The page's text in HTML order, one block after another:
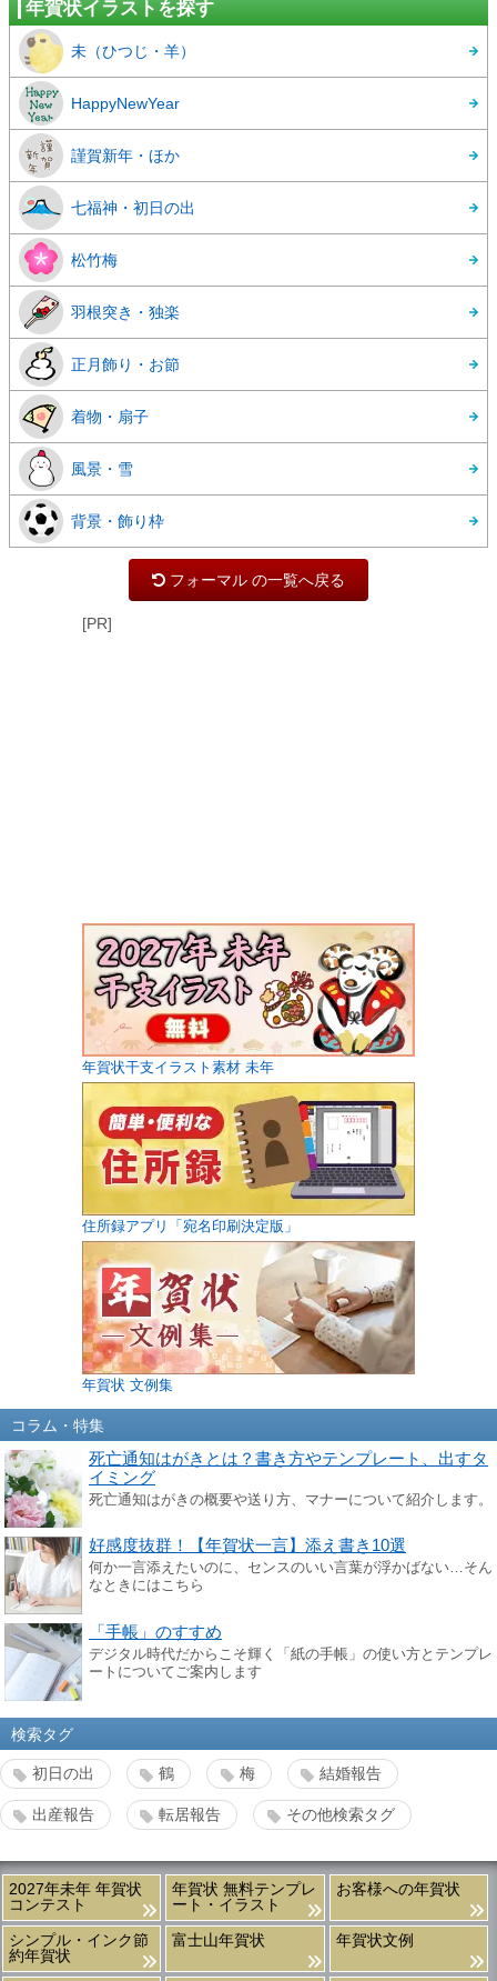
年賀状イラストを探す
未（ひつじ・羊）
HappyNewYear
謹賀新年・ほか
七福神・初日の出
松竹梅
羽根突き・独楽
正月飾り・お節
着物・扇子
風景・雪
背景・飾り枠
フォーマル の一覧へ戻る
[PR]
年賀状干支イラスト素材 未年
住所録アプリ「宛名印刷決定版」
年賀状 文例集
コラム・特集
死亡通知はがきとは？書き方やテンプレート、出すタ
イミング
死亡通知はがきの概要や送り方、マナーについて紹介します。
好感度抜群！【年賀状一言】添え書き10選
何か一言添えたいのに、センスのいい言葉が浮かばない…そん
なときにはこちら
「手帳」のすすめ
デジタル時代だからこそ輝く「紙の手帳」の使い方とテンプレ
ートについてご案内します
検索タグ
初日の出 鶴 梅 結婚報告
出産報告 転居報告 その他検索タグ
2027年未年 年賀状
コンテスト
年賀状 無料テンプレ
ート・イラスト
お客様への年賀状
シンプル・インク節
約年賀状
富士山年賀状 年賀状文例